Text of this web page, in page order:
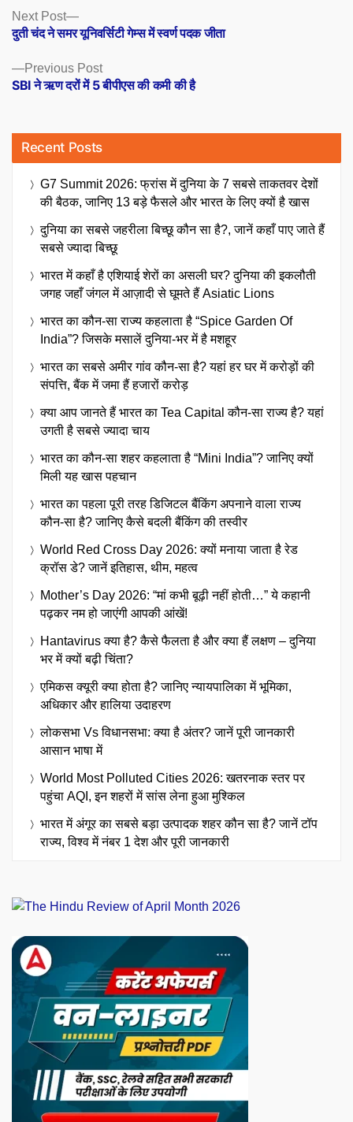
Posts
navigation
Previous PostPrevious
post:
SBI ने ऋण दरों में 5 बीपीएस की कमी की है
Next Post
Next
post:
दुती चंद ने समर यूनिवर्सिटी गेम्स में स्वर्ण पदक जीता
Recent Posts
G7 Summit 2026: फ्रांस में दुनिया के 7 सबसे ताकतवर देशों
की बैठक, जानिए 13 बड़े फैसले और भारत के लिए क्यों है खास
दुनिया का सबसे जहरीला बिच्छू कौन सा है?, जानें कहाँ पाए जाते हैं
सबसे ज्यादा बिच्छू
भारत में कहाँ है एशियाई शेरों का असली घर? दुनिया की इकलौती
जगह जहाँ जंगल में आज़ादी से घूमते हैं Asiatic Lions
भारत का कौन-सा राज्य कहलाता है “Spice Garden Of
India”? जिसके मसालें दुनिया-भर में है मशहूर
भारत का सबसे अमीर गांव कौन-सा है? यहां हर घर में करोड़ों की
संपत्ति, बैंक में जमा हैं हजारों करोड़
क्या आप जानते हैं भारत का Tea Capital कौन-सा राज्य है? यहां
उगती है सबसे ज्यादा चाय
भारत का कौन-सा शहर कहलाता है “Mini India”? जानिए क्यों
मिली यह खास पहचान
भारत का पहला पूरी तरह डिजिटल बैंकिंग अपनाने वाला राज्य
कौन-सा है? जानिए कैसे बदली बैंकिंग की तस्वीर
World Red Cross Day 2026: क्यों मनाया जाता है रेड
क्रॉस डे? जानें इतिहास, थीम, महत्व
Mother’s Day 2026: “मां कभी बूढ़ी नहीं होती…” ये कहानी
पढ़कर नम हो जाएंगी आपकी आंखें!
Hantavirus क्या है? कैसे फैलता है और क्या हैं लक्षण – दुनिया
भर में क्यों बढ़ी चिंता?
एमिकस क्यूरी क्या होता है? जानिए न्यायपालिका में भूमिका,
अधिकार और हालिया उदाहरण
लोकसभा Vs विधानसभा: क्या है अंतर? जानें पूरी जानकारी
आसान भाषा में
World Most Polluted Cities 2026: खतरनाक स्तर पर
पहुंचा AQI, इन शहरों में सांस लेना हुआ मुश्किल
भारत में अंगूर का सबसे बड़ा उत्पादक शहर कौन सा है? जानें टॉप
राज्य, विश्व में नंबर 1 देश और पूरी जानकारी